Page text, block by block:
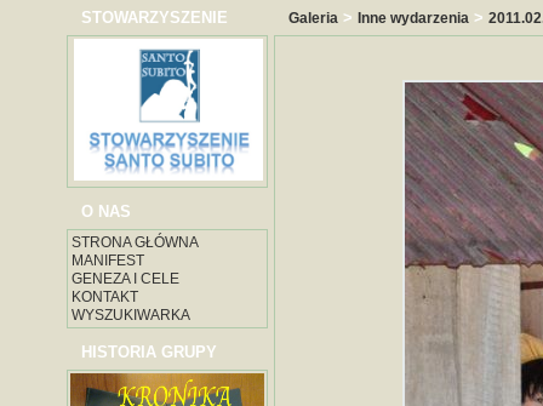
STOWARZYSZENIE
O NAS
STRONA GŁÓWNA
MANIFEST
GENEZA I CELE
KONTAKT
WYSZUKIWARKA
HISTORIA GRUPY
Galeria > Inne wydarzenia >